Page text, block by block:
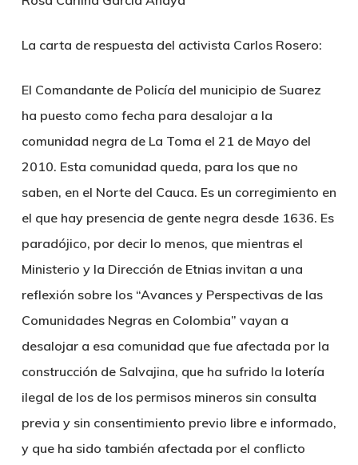
La carta de respuesta del activista Carlos Rosero:
El Comandante de Policía del municipio de Suarez
ha puesto como fecha para desalojar a la
comunidad negra de La Toma el 21 de Mayo del
2010. Esta comunidad queda, para los que no
saben, en el Norte del Cauca. Es un corregimiento en
el que hay presencia de gente negra desde 1636. Es
paradójico, por decir lo menos, que mientras el
Ministerio y la Dirección de Etnias invitan a una
reflexión sobre los “Avances y Perspectivas de las
Comunidades Negras en Colombia” vayan a
desalojar a esa comunidad que fue afectada por la
construcción de Salvajina, que ha sufrido la lotería
ilegal de los de los permisos mineros sin consulta
previa y sin consentimiento previo libre e informado,
y que ha sido también afectada por el conflicto